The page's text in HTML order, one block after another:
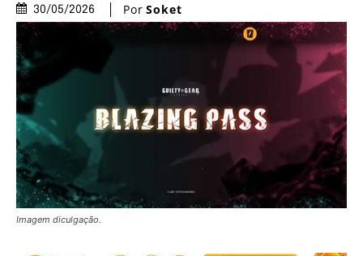
30/05/2026 Por Soket
Imagem diculgação.